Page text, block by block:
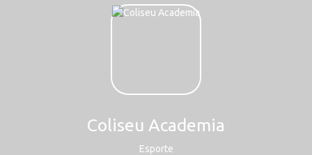
Coliseu Academia
Esporte